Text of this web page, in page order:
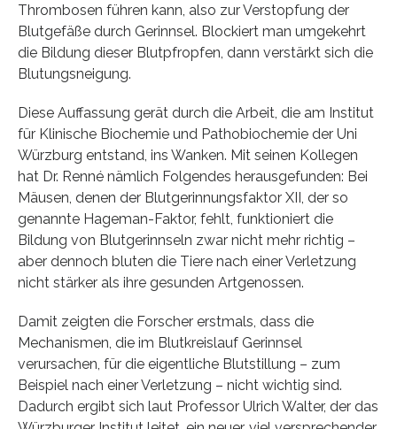
Thrombosen führen kann, also zur Verstopfung der
Blutgefäße durch Gerinnsel. Blockiert man umgekehrt
die Bildung dieser Blutpfropfen, dann verstärkt sich die
Blutungsneigung.
Diese Auffassung gerät durch die Arbeit, die am Institut
für Klinische Biochemie und Pathobiochemie der Uni
Würzburg entstand, ins Wanken. Mit seinen Kollegen
hat Dr. Renné nämlich Folgendes herausgefunden: Bei
Mäusen, denen der Blutgerinnungsfaktor XII, der so
genannte Hageman-Faktor, fehlt, funktioniert die
Bildung von Blutgerinnseln zwar nicht mehr richtig –
aber dennoch bluten die Tiere nach einer Verletzung
nicht stärker als ihre gesunden Artgenossen.
Damit zeigten die Forscher erstmals, dass die
Mechanismen, die im Blutkreislauf Gerinnsel
verursachen, für die eigentliche Blutstillung – zum
Beispiel nach einer Verletzung – nicht wichtig sind.
Dadurch ergibt sich laut Professor Ulrich Walter, der das